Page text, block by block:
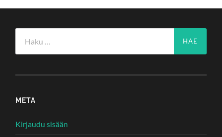
META
Kirjaudu sisään